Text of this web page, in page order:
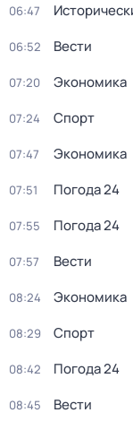
06:47
06:52 Вести
07:20 Экономика
07:24 Спорт
07:47 Экономика
07:51 Погода 24
07:55 Погода 24
07:57 Вести
08:24 Экономика
08:29 Спорт
08:42 Погода 24
08:45 Вести